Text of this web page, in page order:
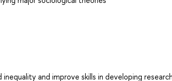
and improve skills in developing